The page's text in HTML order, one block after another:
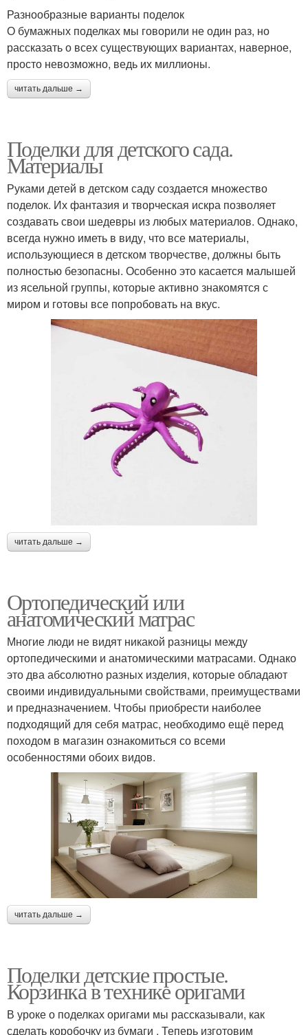
Разнообразные варианты поделок
О бумажных поделках мы говорили не один раз, но
рассказать о всех существующих вариантах, наверное,
просто невозможно, ведь их миллионы.
читать дальше →
Поделки для детского сада.
Материалы
Руками детей в детском саду создается множество
поделок. Их фантазия и творческая искра позволяет
создавать свои шедевры из любых материалов. Однако,
всегда нужно иметь в виду, что все материалы,
использующиеся в детском творчестве, должны быть
полностью безопасны. Особенно это касается малышей
из ясельной группы, которые активно знакомятся с
миром и готовы все попробовать на вкус.
читать дальше →
Ортопедический или
анатомический матрас
Многие люди не видят никакой разницы между
ортопедическими и анатомическими матрасами. Однако
это два абсолютно разных изделия, которые обладают
своими индивидуальными свойствами, преимуществами
и предназначением. Чтобы приобрести наиболее
подходящий для себя матрас, необходимо ещё перед
походом в магазин ознакомиться со всеми
особенностями обоих видов.
читать дальше →
Поделки детские простые.
Корзинка в технике оригами
В уроке о поделках оригами мы рассказывали, как
сделать коробочку из бумаги . Теперь изготовим